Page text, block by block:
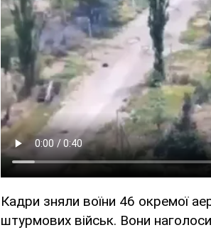
Кадри зняли воїни 46 окремої
штурмових військ. Вони